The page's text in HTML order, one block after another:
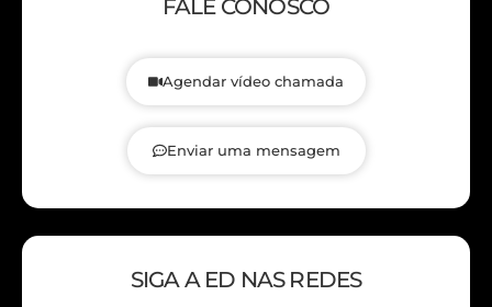
FALE CONOSCO
Agendar vídeo chamada
Enviar uma mensagem
SIGA A ED NAS REDES